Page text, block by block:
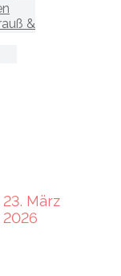
&
23. März
2026